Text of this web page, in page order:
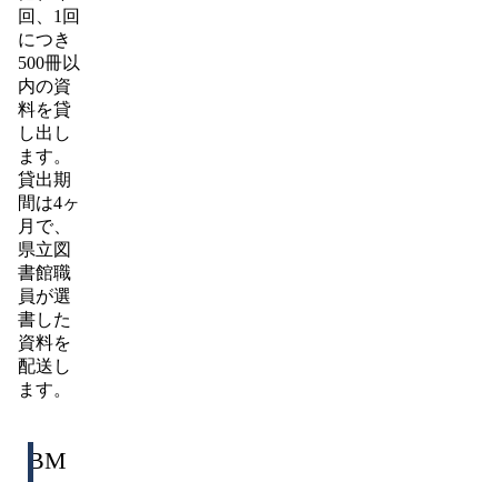
回、1回
につき
500冊以
内の資
料を貸
し出し
ます。
貸出期
間は4ヶ
月で、
県立図
書館職
員が選
書した
資料を
配送し
ます。
BM